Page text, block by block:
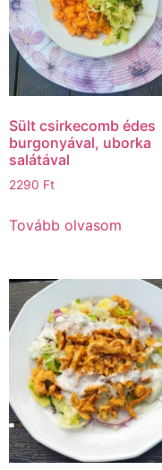
Sült csirkecomb édes
burgonyával, uborka
salátával
2290 Ft
Tovább olvasom